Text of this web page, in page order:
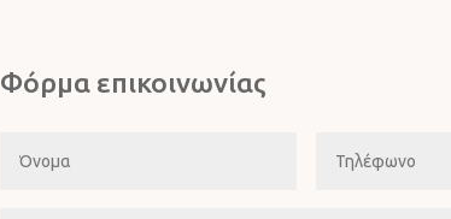
Φόρμα επικοινωνίας